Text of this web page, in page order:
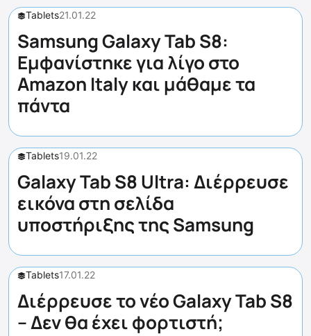
Tablets21.01.22
Samsung Galaxy Tab S8:
Εμφανίστηκε για λίγο στο
Amazon Italy και μάθαμε τα
πάντα
Tablets19.01.22
Galaxy Tab S8 Ultra: Διέρρευσε
εικόνα στη σελίδα
υποστήριξης της Samsung
Tablets17.01.22
Διέρρευσε το νέο Galaxy Tab S8
– Δεν θα έχει φορτιστή;